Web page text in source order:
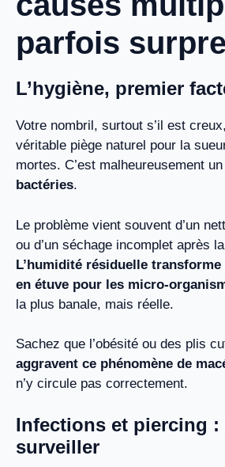
parfois
L’hygiène, premier
Votre nombril, surtout s’il est
véritable piège naturel pour la
mortes. C’est malheureusement un
bactéries.
Le problème vient souvent d’un
ou d’un séchage incomplet après
L’humidité résiduelle
en étuve pour les micro-
la plus banale, mais réelle.
Sachez que l’obésité ou des plis
aggravent ce phénomène de
n’y circule pas correctement.
Infections et piercing :
surveiller